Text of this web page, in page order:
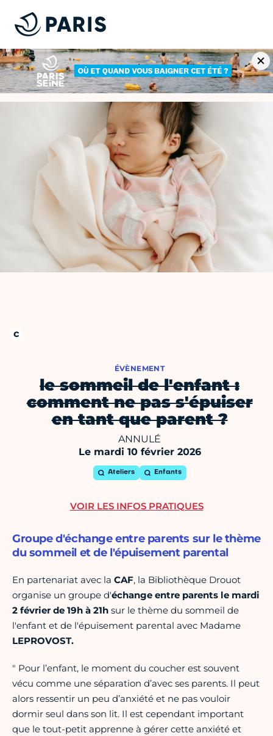
ÉVÈNEMENT
le sommeil de l'enfant :
comment ne pas s'épuiser
en tant que parent ?
ANNULÉ
Le mardi 10 février 2026
Ateliers Enfants
Groupe d'échange entre parents sur le thème
du sommeil et de l'épuisement parental
En partenariat avec la CAF, la Bibliothèque Drouot
organise un groupe d'échange entre parents le mardi
2 février de 19h à 21h sur le thème du sommeil de
l'enfant et de l'épuisement parental avec Madame
LEPROVOST.
" Pour l’enfant, le moment du coucher est souvent
vécu comme une séparation d’avec ses parents. Il peut
alors ressentir un peu d’anxiété et ne pas vouloir
dormir seul dans son lit. Il est cependant important
que le tout-petit apprenne à gérer cette anxiété et
VOIR LES INFOS PRATIQUES